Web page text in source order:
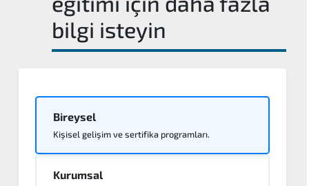
bilgi isteyin
Bireysel
Kişisel gelişim ve sertifika programları.
Kurumsal